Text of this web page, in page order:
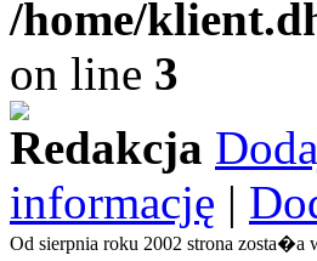
/home/
on line 3
Redakcja
informację |
Od sierpnia roku 2002 strona